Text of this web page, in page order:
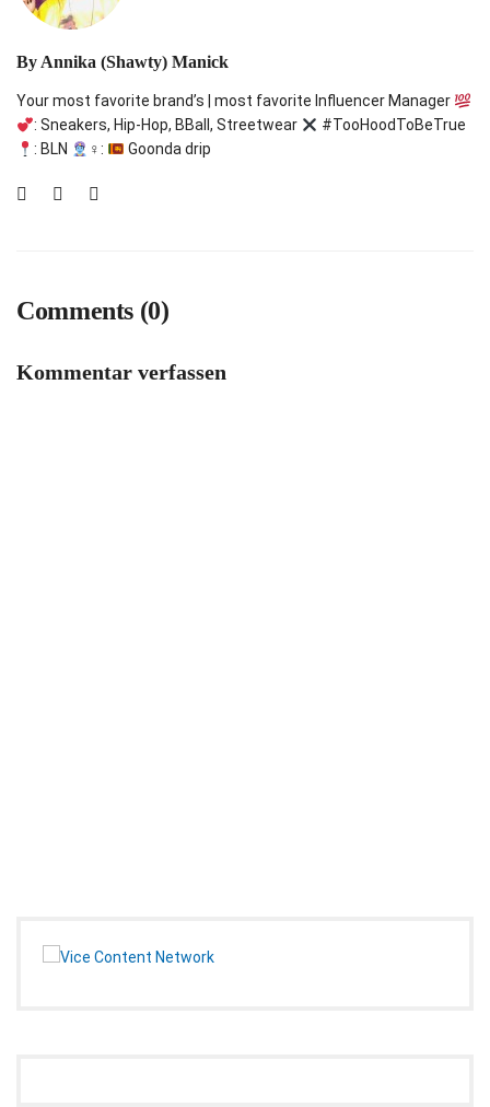
By Annika (Shawty) Manick
Your most favorite brand’s | most favorite Influencer Manager
: Sneakers, Hip-Hop, BBall, Streetwear
#TooHoodToBeTrue
: BLN
‍♀: Goonda drip
Comments (0)
Kommentar verfassen